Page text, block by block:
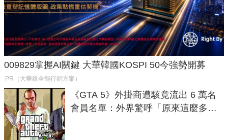
009829掌握AI關鍵 大華韓國KOSPI 50今強勢開募
PR（大華銀全能行銷方案）
《GTA 5》外掛商遭駭竟流出 6 萬名
會員名單：外界驚呼「原來這麼多人